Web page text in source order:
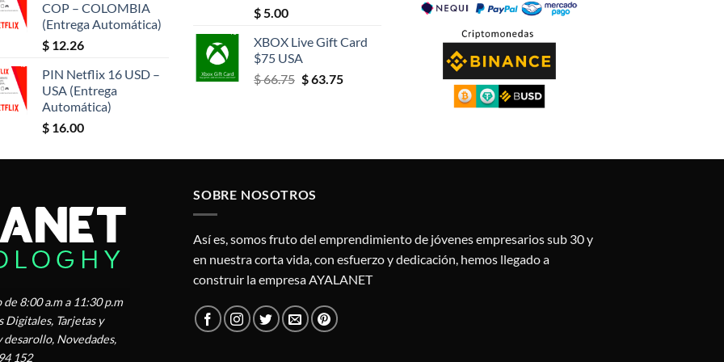
COP – COLOMBIA
(Entrega Automática)
$12.26
PIN Netflix 16 USD –
USA (Entrega
Automática)
$16.00
$5.00
XBOX Live Gift Card
$75 USA
$66.75 El
$63.75El
8:00 a.m a 11:30 p.m
Digitales, Tarjetas y
Novedades,
152
SOBRE NOSOTROS
Así es, somos fruto del emprendimiento de jóvenes empresarios sub 30 y
en nuestra corta vida, con esfuerzo y dedicación, hemos llegado a
construir la empresa AYALANET